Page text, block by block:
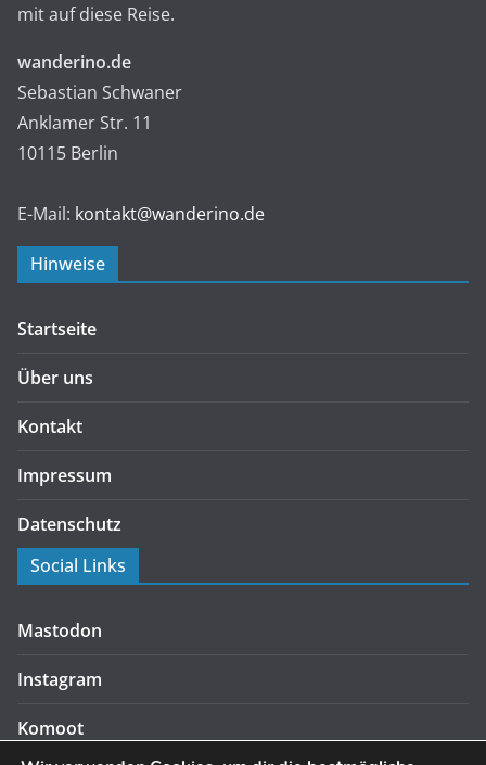
mit auf diese Reise.
wanderino.de
Sebastian Schwaner
Anklamer Str. 11
10115 Berlin
E-Mail: kontakt@wanderino.de
Hinweise
Startseite
Über uns
Kontakt
Impressum
Datenschutz
Social Links
Mastodon
Instagram
Komoot